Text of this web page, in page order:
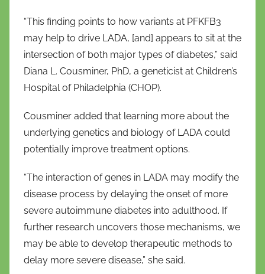
“This finding points to how variants at PFKFB3
may help to drive LADA, [and] appears to sit at the
intersection of both major types of diabetes,” said
Diana L. Cousminer, PhD, a geneticist at Children’s
Hospital of Philadelphia (CHOP).
Cousminer added that learning more about the
underlying genetics and biology of LADA could
potentially improve treatment options.
“The interaction of genes in LADA may modify the
disease process by delaying the onset of more
severe autoimmune diabetes into adulthood. If
further research uncovers those mechanisms, we
may be able to develop therapeutic methods to
delay more severe disease,” she said.